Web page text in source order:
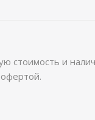
стоимость и